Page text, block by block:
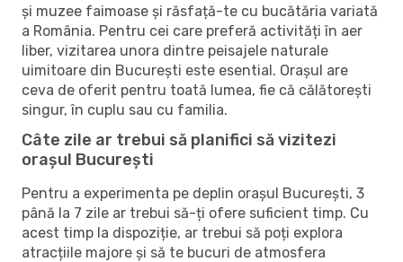
și muzee faimoase și răsfață-te cu bucătăria variată
a România. Pentru cei care preferă activități în aer
liber, vizitarea unora dintre peisajele naturale
uimitoare din București este esential. Orașul are
ceva de oferit pentru toată lumea, fie că călătorești
singur, în cuplu sau cu familia.
Câte zile ar trebui să planifici să vizitezi
orașul București
Pentru a experimenta pe deplin orașul București, 3
până la 7 zile ar trebui să-ți ofere suficient timp. Cu
acest timp la dispoziție, ar trebui să poți explora
atracțiile majore și să te bucuri de atmosfera